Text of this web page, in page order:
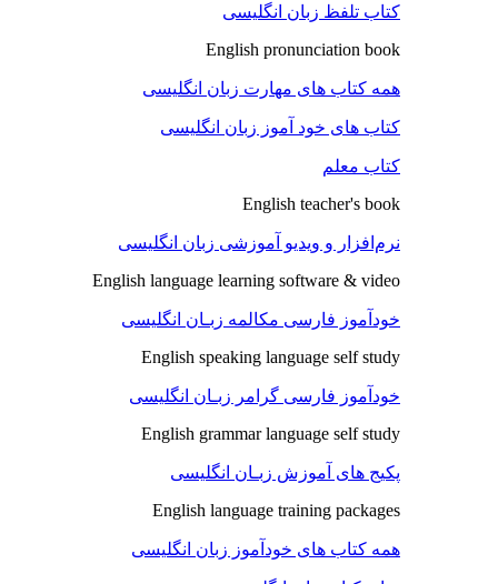
کتاب تلفظ زبان انگلیسی
English pronunciation book
همه کتاب های مهارت زبان انگلیسی
کتاب های خود آموز زبان انگلیسی
کتاب معلم
English teacher's book
نرم‌افزار و ویدیو آموزشی زبان انگلیسی
English language learning software & video
خودآموز فارسی مکالمه زبـان انگلیسی
English speaking language self study
خودآموز فارسی گرامر زبـان انگلیسی
English grammar language self study
پکیج های آموزش زبـان انگلیسی
English language training packages
همه کتاب های خودآموز زبان انگلیسی